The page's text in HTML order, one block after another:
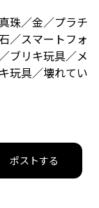
珠／金／プラチ
／スマートフォ
ブリキ玩具／メ
玩具／壊れてい
ポストする